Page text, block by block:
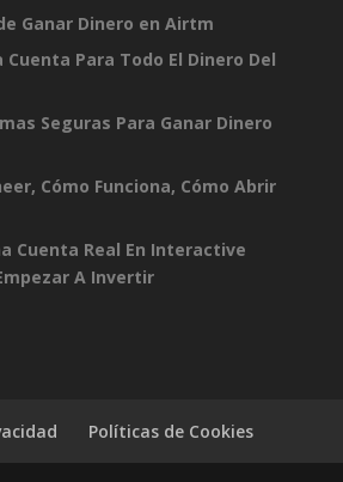
Ganar Dinero en Airtm
Cuenta Para Todo El Dinero Del
Seguras Para Ganar Dinero
Cómo Funciona, Cómo Abrir
Cuenta Real En Interactive
A Invertir
Políticas de Cookies